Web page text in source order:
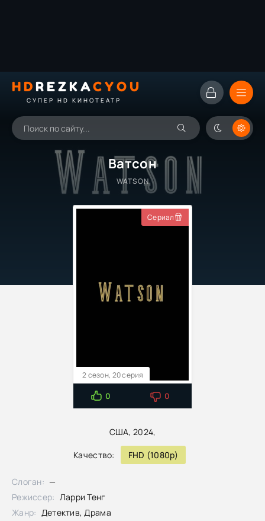
HDREZKACYOU
СУПЕР HD КИНОТЕАТР
Ватсон
WATSON
США, 2024,
Качество: FHD (1080p)
Сериал
2 сезон, 20 серия
0 0
Слоган: —
Режиссер: Ларри Тенг
Жанр: Детектив, Драма